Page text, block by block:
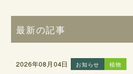
最新の記事
2026年08月04日 お知らせ 植物